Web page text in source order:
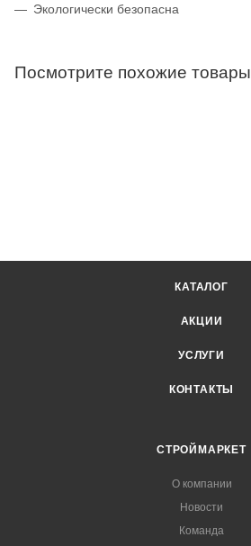
Экологически безопасна
Посмотрите похожие товары
КАТАЛОГ
АКЦИИ
УСЛУГИ
КОНТАКТЫ
СТРОЙМАРКЕТ
О компании
Новости
Команда